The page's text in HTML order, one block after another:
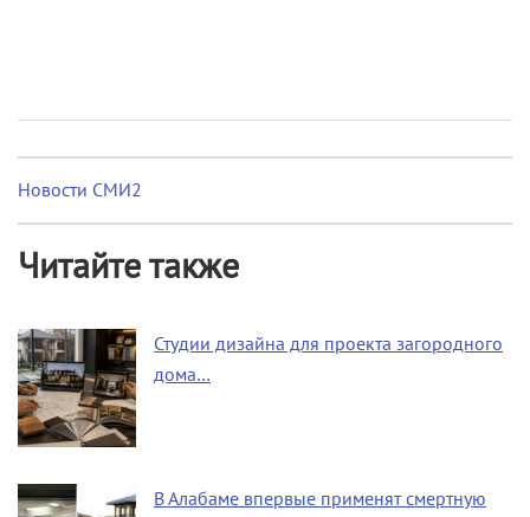
Новости СМИ2
Читайте также
Студии дизайна для проекта загородного
дома…
В Алабаме впервые применят смертную